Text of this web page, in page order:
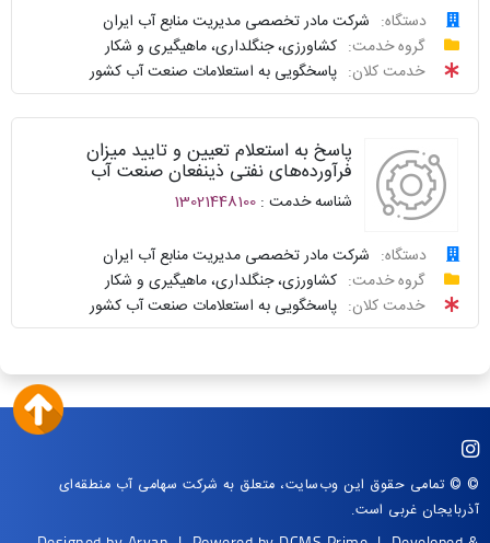
سامانه
خدمات
دولت
توافقنامه
نظرسنجی
سوالات
سامانه
خدمات
دولت
دستگاه:
شرکت مادر تخصصی مدیریت منابع آب ایران
گروه خدمت:
کشاورزی، جنگلداری، ماهیگیری و شکار
خدمت کلان:
پاسخگویی به استعلامات صنعت آب کشور
درخواست
پیگیری
واحد
پاسخگو
توافقنامه
پاسخ به استعلام تعیین و تایید میزان
فرآورده‌های نفتی ذینفعان صنعت آب
شناسه خدمت : 13021448100
دستگاه:
شرکت مادر تخصصی مدیریت منابع آب ایران
گروه خدمت:
کشاورزی، جنگلداری، ماهیگیری و شکار
خدمت کلان:
پاسخگویی به استعلامات صنعت آب کشور
درخواست
پیگیری
واحد
پاسخگو
ارائه
© © تمامی حقوق این وب‌سایت، متعلق به شرکت سهامی آب منطقه‌ای
آذربایجان غربی است.